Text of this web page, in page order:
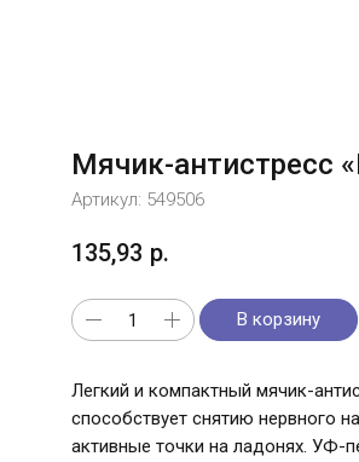
Мячик-антистресс
Артикул: 549506
135,93 р.
В корзину
Легкий и компактный мячик-
способствует снятию нервного
активные точки на ладонях. УФ-